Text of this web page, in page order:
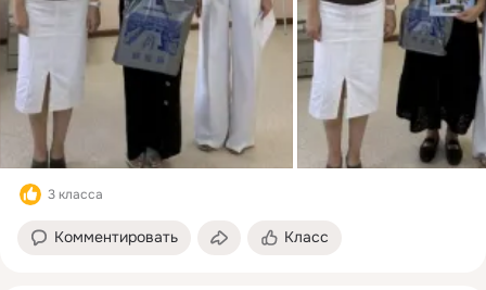
3 класса
Комментировать Класс